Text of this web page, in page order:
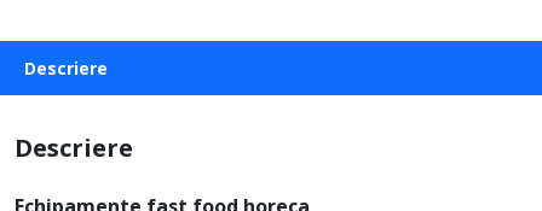
Descriere
Descriere